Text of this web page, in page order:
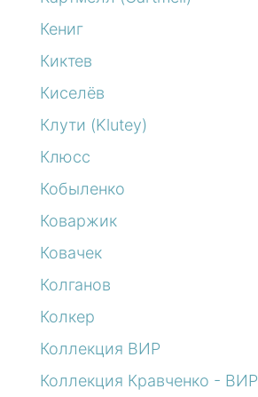
Кениг
Киктев
Киселёв
Клути (Klutey)
Клюсс
Кобыленко
Коваржик
Ковачек
Колганов
Колкер
Коллекция ВИР
Коллекция Кравченко - ВИР